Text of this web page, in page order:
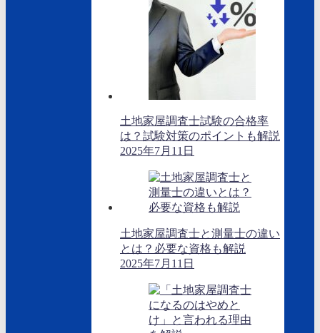
土地家屋調査士試験の合格率
は？試験対策のポイントも解説
2025年7月11日
土地家屋調査士と測量士の違い
とは？必要な資格も解説
2025年7月11日